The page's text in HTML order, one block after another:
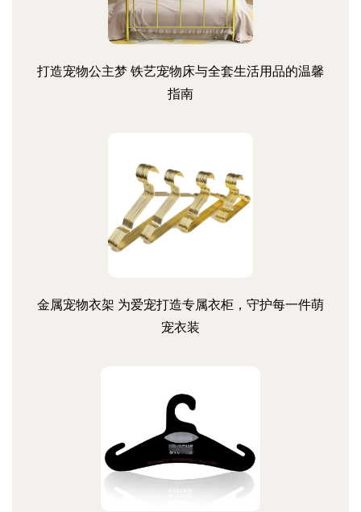
打造宠物公主梦 铁艺宠物床与全套生活用品的温馨
指南
金属宠物衣架 为爱宠打造专属衣柜，守护每一件萌
宠衣装